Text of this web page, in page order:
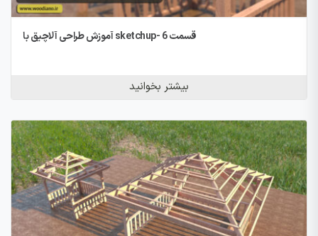
آموزش طراحی آلاچیق با sketchup- قسمت 6
بیشتر بخوانید